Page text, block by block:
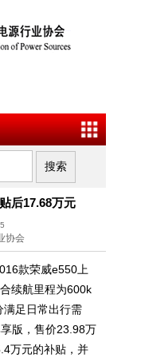
后17.68万元
协会
款荣威e550上
续航里程为600k
满足日常出行需
版，售价23.98万
万元的补贴，并